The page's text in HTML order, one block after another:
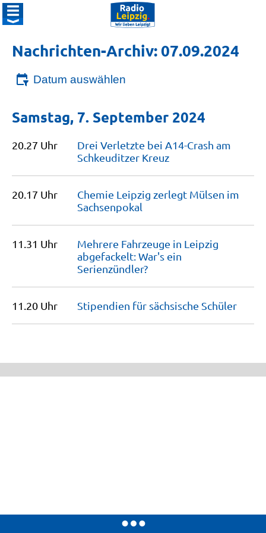
Nachrichten-Archiv: 07.09.2024
Datum auswählen
Samstag, 7. September 2024
20.27 Uhr
Drei Verletzte bei A14-Crash am
Schkeuditzer Kreuz
20.17 Uhr
Chemie Leipzig zerlegt Mülsen im
Sachsenpokal
11.31 Uhr
Mehrere Fahrzeuge in Leipzig
abgefackelt: War's ein
Serienzündler?
11.20 Uhr Stipendien für sächsische Schüler